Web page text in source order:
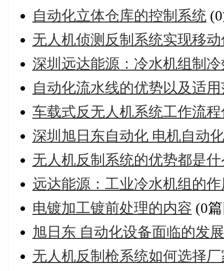
自动化立体仓库的控制系统(0
无人机侦测反制系统实现移
深圳远达能源：冷水机组制
自动化流水线的优势以及适
车载式反无人机系统工作流
深圳旭日东自动化 电机自动
无人机反制系统的优势都是
远达能源：工业冷水机组的作
电镀加工镀前处理的内容 (0
旭日东 自动化设备面临的发
无人机反制枪系统如何选择